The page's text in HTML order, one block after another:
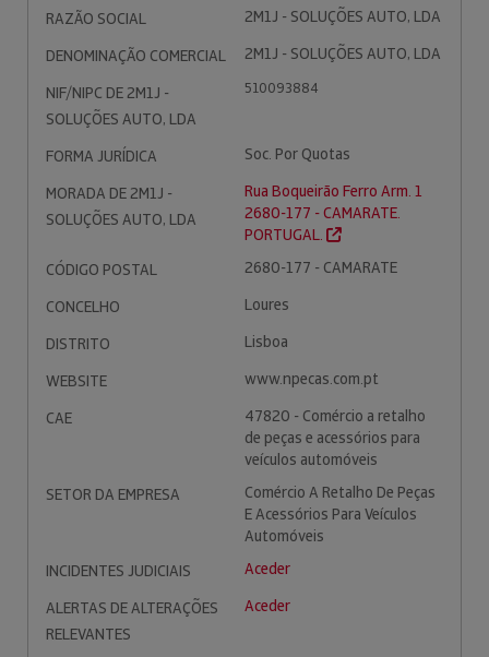
RAZÃO SOCIAL
2M1J - SOLUÇÕES AUTO, LDA
DENOMINAÇÃO COMERCIAL
2M1J - SOLUÇÕES AUTO, LDA
NIF/NIPC DE 2M1J -
SOLUÇÕES AUTO, LDA
510093884
FORMA JURÍDICA
Soc. Por Quotas
MORADA DE 2M1J -
SOLUÇÕES AUTO, LDA
Rua Boqueirão Ferro Arm. 1
2680-177 - CAMARATE.
PORTUGAL.
CÓDIGO POSTAL
2680-177 - CAMARATE
CONCELHO
Loures
DISTRITO
Lisboa
WEBSITE
www.npecas.com.pt
CAE
47820 - Comércio a retalho
de peças e acessórios para
veículos automóveis
SETOR DA EMPRESA
Comércio A Retalho De Peças
E Acessórios Para Veículos
Automóveis
INCIDENTES JUDICIAIS
Aceder
ALERTAS DE ALTERAÇÕES
RELEVANTES
Aceder